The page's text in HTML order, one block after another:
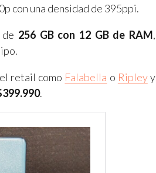
con una densidad de 395ppi.
256 GB con 12 GB de RAM,
retail como Falabella o Ripleyy
.